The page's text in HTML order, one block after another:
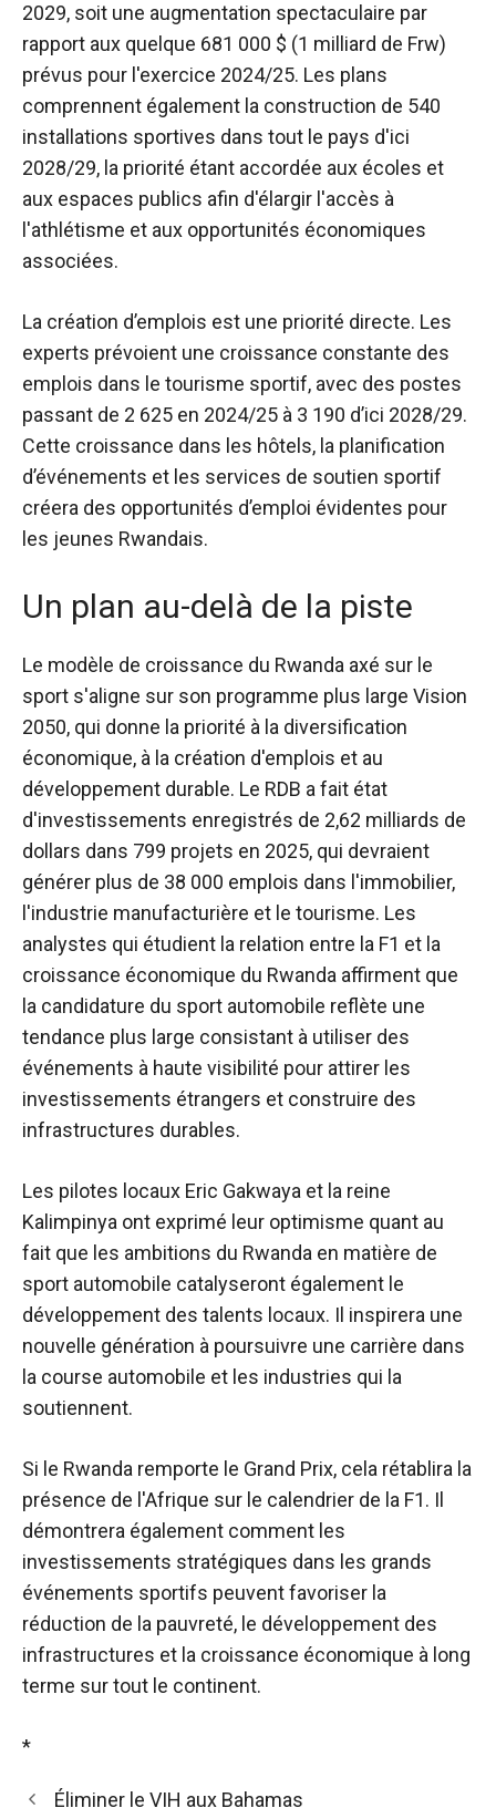
2029, soit une augmentation spectaculaire par
rapport aux quelque 681 000 $ (1 milliard de Frw)
prévus pour l'exercice 2024/25. Les plans
comprennent également la construction de 540
installations sportives dans tout le pays d'ici
2028/29, la priorité étant accordée aux écoles et
aux espaces publics afin d'élargir l'accès à
l'athlétisme et aux opportunités économiques
associées.
La création d’emplois est une priorité directe. Les
experts prévoient une croissance constante des
emplois dans le tourisme sportif, avec des postes
passant de 2 625 en 2024/25 à 3 190 d’ici 2028/29.
Cette croissance dans les hôtels, la planification
d’événements et les services de soutien sportif
créera des opportunités d’emploi évidentes pour
les jeunes Rwandais.
Un plan au-delà de la piste
Le modèle de croissance du Rwanda axé sur le
sport s'aligne sur son programme plus large Vision
2050, qui donne la priorité à la diversification
économique, à la création d'emplois et au
développement durable. Le RDB a fait état
d'investissements enregistrés de 2,62 milliards de
dollars dans 799 projets en 2025, qui devraient
générer plus de 38 000 emplois dans l'immobilier,
l'industrie manufacturière et le tourisme. Les
analystes qui étudient la relation entre la F1 et la
croissance économique du Rwanda affirment que
la candidature du sport automobile reflète une
tendance plus large consistant à utiliser des
événements à haute visibilité pour attirer les
investissements étrangers et construire des
infrastructures durables.
Les pilotes locaux Eric Gakwaya et la reine
Kalimpinya ont exprimé leur optimisme quant au
fait que les ambitions du Rwanda en matière de
sport automobile catalyseront également le
développement des talents locaux. Il inspirera une
nouvelle génération à poursuivre une carrière dans
la course automobile et les industries qui la
soutiennent.
Si le Rwanda remporte le Grand Prix, cela rétablira la
présence de l'Afrique sur le calendrier de la F1. Il
démontrera également comment les
investissements stratégiques dans les grands
événements sportifs peuvent favoriser la
réduction de la pauvreté, le développement des
infrastructures et la croissance économique à long
terme sur tout le continent.
*
Éliminer le VIH aux Bahamas